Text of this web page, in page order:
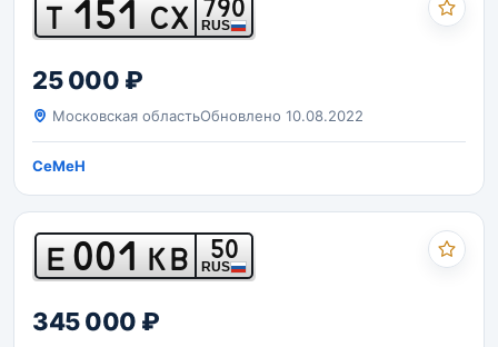
Т 151 СХ 790
RUS
25 000 ₽
Московская областьОбновлено 10.08.2022
CeMeH
Е 001 КВ 50
RUS
345 000 ₽